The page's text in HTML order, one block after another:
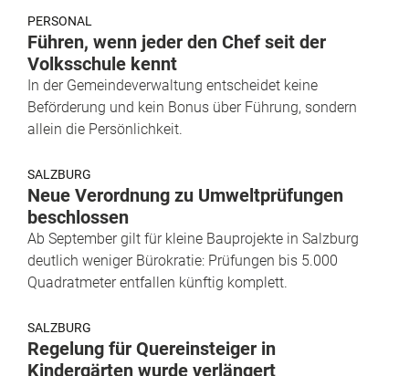
PERSONAL
Führen, wenn jeder den Chef seit der
Volksschule kennt
In der Gemeindeverwaltung entscheidet keine
Beförderung und kein Bonus über Führung, sondern
allein die Persönlichkeit.
SALZBURG
Neue Verordnung zu Umweltprüfungen
beschlossen
Ab September gilt für kleine Bauprojekte in Salzburg
deutlich weniger Bürokratie: Prüfungen bis 5.000
Quadratmeter entfallen künftig komplett.
SALZBURG
Regelung für Quereinsteiger in
Kindergärten wurde verlängert